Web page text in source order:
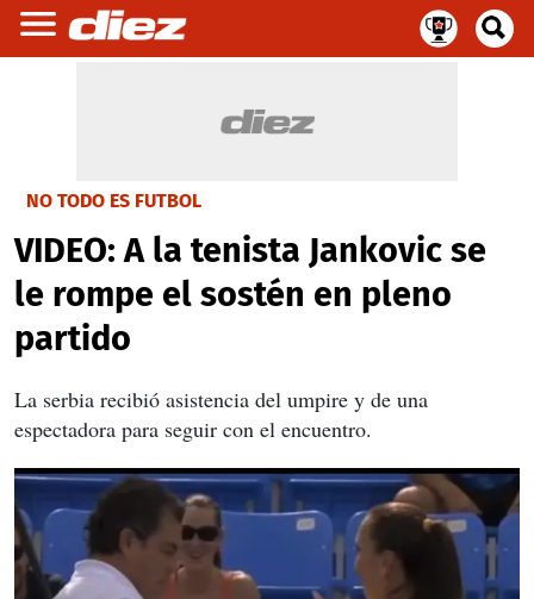
NO TODO ES FUTBOL
VIDEO: A la tenista Jankovic se
le rompe el sostén en pleno
partido
La serbia recibió asistencia del umpire y de una
espectadora para seguir con el encuentro.